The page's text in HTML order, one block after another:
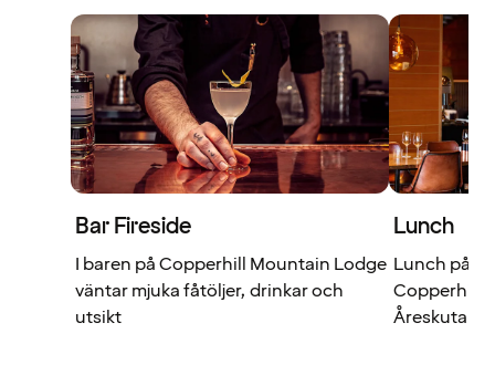
Bar Fireside
I baren på Copperhill Mountain Lodge
väntar mjuka fåtöljer, drinkar och
utsikt
Lunch
Lunch på
Åreskutan